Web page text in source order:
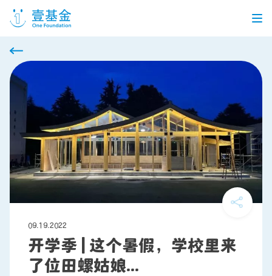
首页
信息公开
党建引领 机构介绍 信息披露 工作机会
公益项目
个人捐赠
企业合作
09.19.2022
开学季 | 这个暑假，学校里来
了位田螺姑娘...